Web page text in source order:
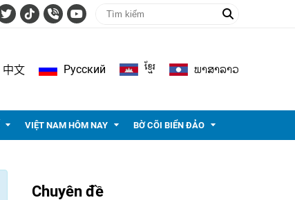
中文 Pусский ខ្មែរ ພາ​ສາ​ລາວ
VIỆT NAM HÔM NAY BỜ CÕI BIỂN ĐẢO
Chuyên đề